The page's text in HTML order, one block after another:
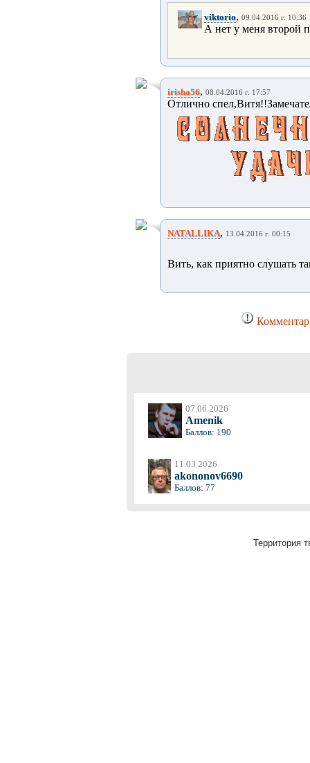
viktorio, 09.04.2016 г. 10:36
А нет у меня второй
irisha56, 08.04.2016 г. 17:57
Отлично
NATALLIKA, 13.04.2016 г. 00:15
Вить, как приятно слушать
07.06.2026
Amenik
Баллов: 190
11.03.2026
akononov6690
Баллов: 77
Территория